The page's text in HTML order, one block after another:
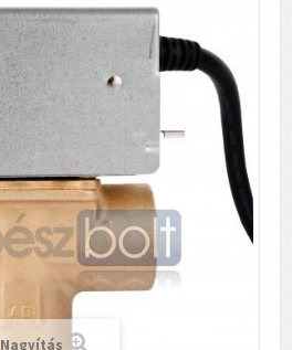
Nagyítás